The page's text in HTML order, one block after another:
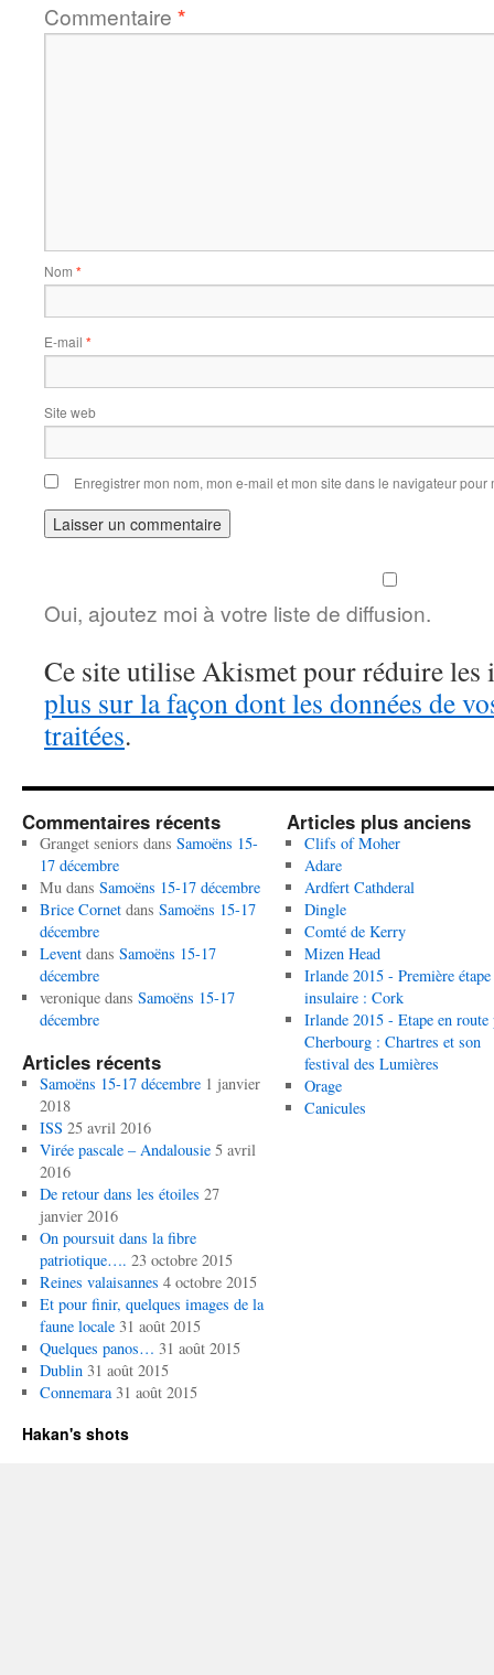
Commentaire *
Nom *
E-mail *
Site web
Enregistrer mon nom, mon e-mail et mon site dans le navigateur
Oui, ajoutez moi à votre liste de diffusion.
Ce site utilise Akismet pour réduire les
plus sur la façon dont les données de
traitées.
Commentaires récents
Granget seniors dans Samoëns 15-
17 décembre
Mudans Samoëns 15-17 décembre
Brice Cornetdans Samoëns 15-17
décembre
Leventdans Samoëns 15-17
décembre
veroniquedans Samoëns 15-17
décembre
Articles récents
Samoëns 15-17 décembre 1 janvier
2018
ISS 25 avril 2016
Virée pascale – Andalousie 5 avril
2016
De retour dans les étoiles 27
janvier 2016
On poursuit dans la fibre
patriotique…. 23 octobre 2015
Reines valaisannes 4 octobre 2015
Et pour finir, quelques images de la
faune locale 31 août 2015
Quelques panos… 31 août 2015
Dublin 31 août 2015
Connemara 31 août 2015
Articles plus anciens
Clifs of Moher
Adare
Ardfert Cathderal
Dingle
Comté de Kerry
Mizen Head
Irlande 2015 - Première étape
insulaire : Cork
Irlande 2015 - Etape en route
Cherbourg : Chartres et son
festival des Lumières
Orage
Canicules
Hakan's shots